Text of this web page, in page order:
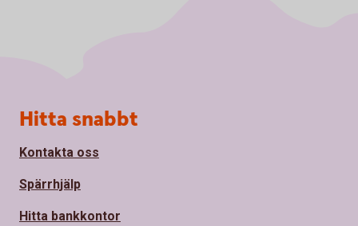
Sidfot
Hitta snabbt
Kontakta oss
Spärrhjälp
Hitta bankkontor